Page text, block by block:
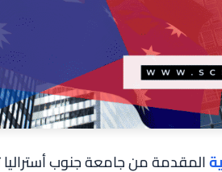
المقدمة من جامعة جنوب